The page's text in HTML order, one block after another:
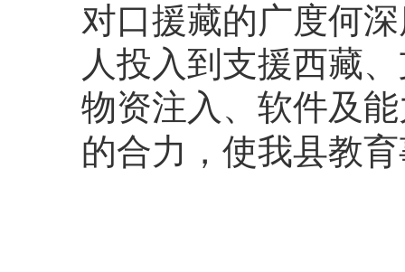
对口援藏的广度何
人投入到 支援西藏
物资注入、软件及
的合力，使我县教